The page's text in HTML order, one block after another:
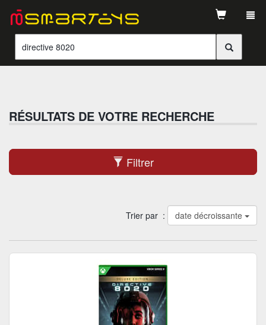
RÉSULTATS DE VOTRE RECHERCHE
Filtrer
Trier par : date décroissante